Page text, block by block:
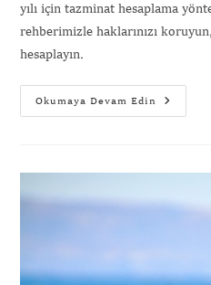
yılı için tazminat hesaplama
rehberimizle haklarınızı
hesaplayın.
Okumaya Devam Edin